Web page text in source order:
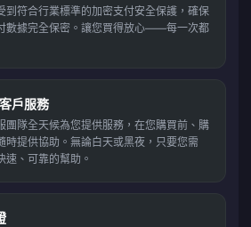
到符合行業標準的加密支付安全保護，確保
數據完全保密。讓您買得放心——每一次都
戶服務
團隊全天候為您提供服務，在您購買前、購
時提供協助。無論白天或黑夜，只要您需
速、可靠的幫助。